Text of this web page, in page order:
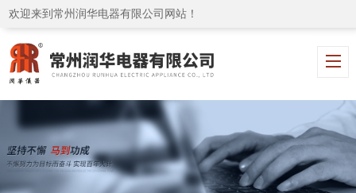
欢迎来到常州润华电器有限公司网站！